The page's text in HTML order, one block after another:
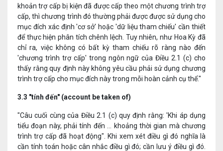
khoản trợ cấp bị kiện đã được cấp theo một chương trình trợ
cấp, thì chương trình đó thường phải được được sử dụng cho
mục đích xác định 'cơ sở' hoặc 'dữ liệu tham chiếu' cần thiết
để thực hiện phân tích chênh lệch. Tuy nhiên, như Hoa Kỳ đã
chỉ ra, việc không có bất kỳ tham chiếu rõ ràng nào đến
'chương trình trợ cấp' trong ngôn ngữ của Điều 2.1 (c) cho
thấy rằng quy định này không yêu cầu phải sử dụng chương
trình trợ cấp cho mục đích này trong mỗi hoàn cảnh cụ thể."
3.3 "tính đến" (account be taken of)
"Câu cuối cùng của Điều 2.1 (c) quy định rằng: 'Khi áp dụng
tiểu đoạn này, phải tính đến ... khoảng thời gian mà chương
trình trợ cấp đã hoạt động". Khi xem xét điều gì đó nghĩa là
cần tính toán hoặc cân nhắc điều gì đó; cần lưu ý điều gì đó.